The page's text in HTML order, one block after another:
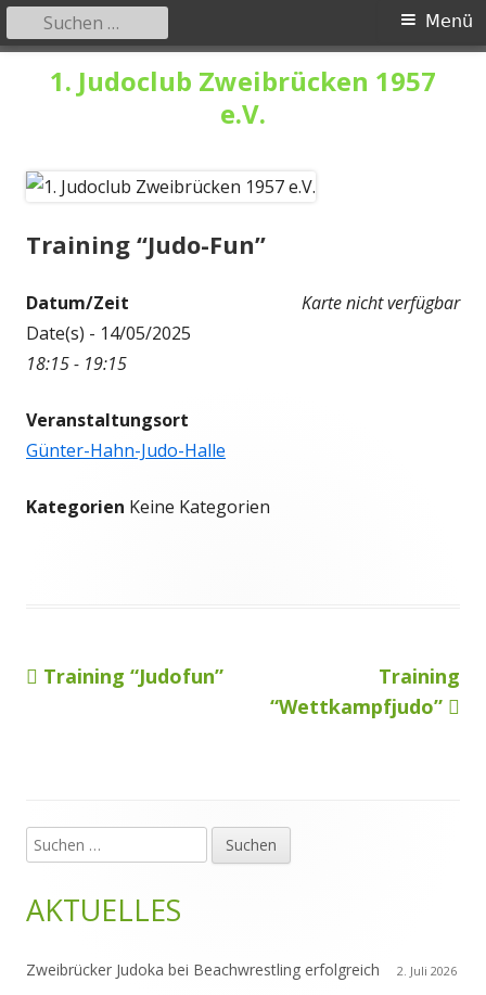
1. Judoclub Zweibrücken 1957
e.V.
Primäres
Menü
Menü
Suchen
nach:
Training “Judo-Fun”
Karte nicht verfügbar
Datum/Zeit
Date(s) - 14/05/2025
18:15 - 19:15
Veranstaltungsort
Günter-Hahn-Judo-Halle
Kategorien Keine Kategorien
Beitragsnavigation
Vorheriger
Training “Judofun”
Nächster
Beitrag
Training
“Wettkampfjudo”
Haupt-
Seitenleiste
Suchen
nach:
AKTUELLES
Zweibrücker Judoka bei Beachwrestling erfolgreich 2. Juli 2026